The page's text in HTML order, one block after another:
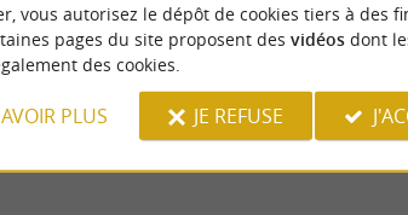
regorge de
vous autorisez le dépôt de cookies tiers à des
pages du site proposent des vidéosdont
des cookies.
PLUS JE REFUSE